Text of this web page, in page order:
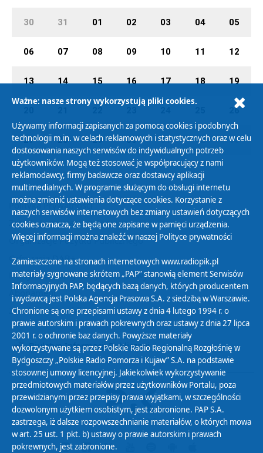
30 31 01 02 03 04 05
06 07 08 09 10 11 12
13 14 15 16 17 18 19
26
27 28 29 30 01 02 03
Polityka Prywatności
Zasady korzystania z Serwisu
Organizacje Pożytku Publicznego
Cyfryzacja DAB+
Polityka ochrony danych osobowych
Abonament
Zamówienia publiczne
Biuletyn Informacji Publicznej
Ważne: nasze strony wykorzystują pliki cookies.
Używamy informacji zapisanych za pomocą cookies i podobnych
technologii m.in. w celach reklamowych i statystycznych oraz w celu
dostosowania naszych serwisów do indywidualnych potrzeb
użytkowników. Mogą też stosować je współpracujący z nami
reklamodawcy, firmy badawcze oraz dostawcy aplikacji
multimedialnych. W programie służącym do obsługi internetu
można zmienić ustawienia dotyczące cookies. Korzystanie z
naszych serwisów internetowych bez zmiany ustawień dotyczących
cookies oznacza, że będą one zapisane w pamięci urządzenia.
Więcej informacji można znaleźć w naszej Polityce prywatności
Zamieszczone na stronach internetowych www.radiopik.pl
materiały sygnowane skrótem „PAP” stanowią element Serwisów
Informacyjnych PAP, będących bazą danych, których producentem
i wydawcą jest Polska Agencja Prasowa S.A. z siedzibą w Warszawie.
Chronione są one przepisami ustawy z dnia 4 lutego 1994 r. o
prawie autorskim i prawach pokrewnych oraz ustawy z dnia 27 lipca
2001 r. o ochronie baz danych. Powyższe materiały
wykorzystywane są przez Polskie Radio Regionalną Rozgłośnię w
Bydgoszczy „Polskie Radio Pomorza i Kujaw” S.A. na podstawie
stosownej umowy licencyjnej. Jakiekolwiek wykorzystywanie
przedmiotowych materiałów przez użytkowników Portalu, poza
przewidzianymi przez przepisy prawa wyjątkami, w szczególności
dozwolonym użytkiem osobistym, jest zabronione. PAP S.A.
zastrzega, iż dalsze rozpowszechnianie materiałów, o których mowa
w art. 25 ust. 1 pkt. b) ustawy o prawie autorskim i prawach
pokrewnych, jest zabronione.